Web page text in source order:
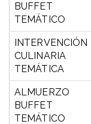
BUFFET
TEMÁTICO
INTERVENCIÓN
CULINARIA
TEMÁTICA
ALMUERZO
BUFFET
TEMÁTICO